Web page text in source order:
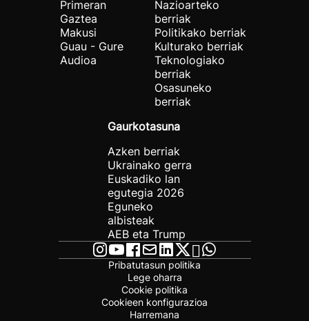
Primeran
Gaztea
Makusi
Guau - Gure
Audioa
Nazioarteko
berriak
Politikako berriak
Kulturako berriak
Teknologiako
berriak
Osasuneko
berriak
Gaurkotasuna
Azken berriak
Ukrainako gerra
Euskadiko lan
egutegia 2026
Eguneko
albisteak
AEB eta Trump
Pribatutasun politika
Lege oharra
Cookie politika
Cookieen konfigurazioa
Harremana